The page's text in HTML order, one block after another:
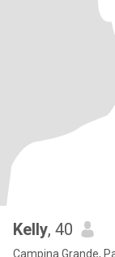
Kelly, 40
Campina Grande,